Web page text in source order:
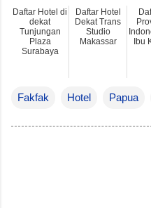
Fakfak Hotel Papua
Daftar Hotel di
dekat
Tunjungan
Plaza
Surabaya
Daftar Hotel
Dekat Trans
Studio
Makassar
Ibu